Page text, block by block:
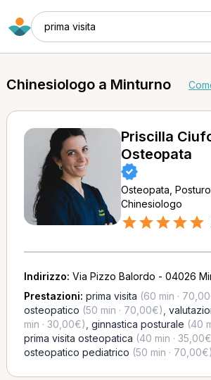
prima visita
Chinesiologo a Minturno
Priscilla Ciufo
Osteopata
Osteopata,
Chinesiologo
Indirizzo: Via Pizzo Balordo - 04026
Prestazioni: prima visita (60 min ·
osteopatico (50 min · 70,00€)
min · 30,00€) ginnastica posturale (40
prima visita osteopatica (40 min ·
osteopatico pediatrico (50 min · 70,00€)